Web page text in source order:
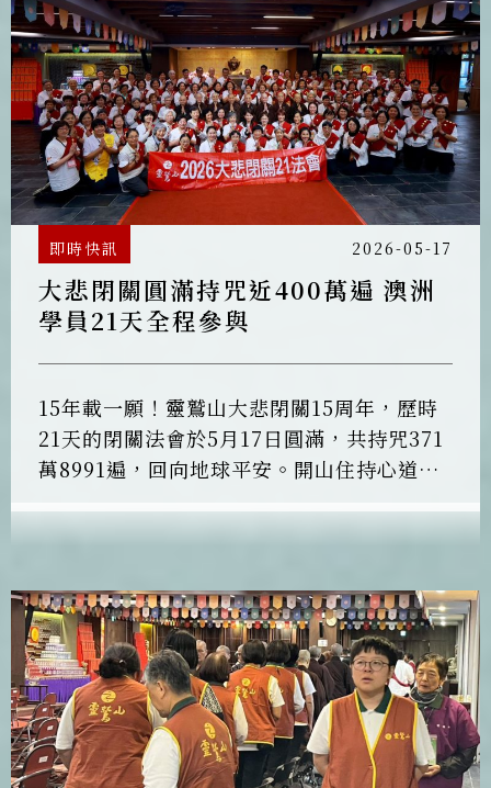
即時快訊 2026-05-17
大悲閉關圓滿持咒近400萬遍 澳洲
學員21天全程參與
15年載一願！靈鷲山大悲閉關15周年，歷時
21天的閉關法會於5月17日圓滿，共持咒371
萬8991遍，回向地球平安。開山住持心道法
行菩薩道，發菩提心，生生世世度盡一切眾
恆傳法師鼓勵信眾，推廣〈大悲咒〉的殊
勝，讓它不要斷滅。圓滿當日，弟子們繞山
祈福為閉關畫下莊嚴而圓滿的句點。